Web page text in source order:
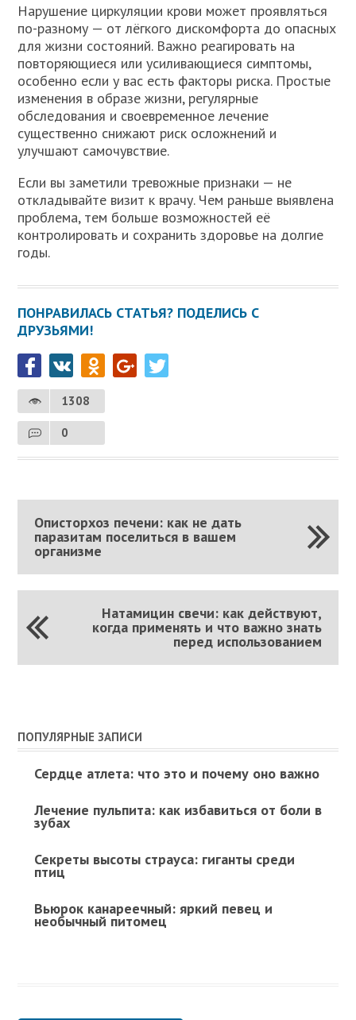
Нарушение циркуляции крови может проявляться
по-разному — от лёгкого дискомфорта до опасных
для жизни состояний. Важно реагировать на
повторяющиеся или усиливающиеся симптомы,
особенно если у вас есть факторы риска. Простые
изменения в образе жизни, регулярные
обследования и своевременное лечение
существенно снижают риск осложнений и
улучшают самочувствие.
Если вы заметили тревожные признаки — не
откладывайте визит к врачу. Чем раньше выявлена
проблема, тем больше возможностей её
контролировать и сохранить здоровье на долгие
годы.
ПОНРАВИЛАСЬ СТАТЬЯ? ПОДЕЛИСЬ С
ДРУЗЬЯМИ!
1308
0
Описторхоз печени: как не дать
паразитам поселиться в вашем
организме
Натамицин свечи: как действуют,
когда применять и что важно знать
перед использованием
ПОПУЛЯРНЫЕ ЗАПИСИ
Сердце атлета: что это и почему оно важно
Лечение пульпита: как избавиться от боли в
зубах
Секреты высоты страуса: гиганты среди
птиц
Вьюрок канареечный: яркий певец и
необычный питомец